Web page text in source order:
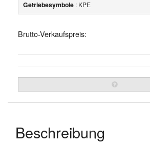
Getriebesymbole : KPE
Brutto-Verkaufspreis:
Beschreibung